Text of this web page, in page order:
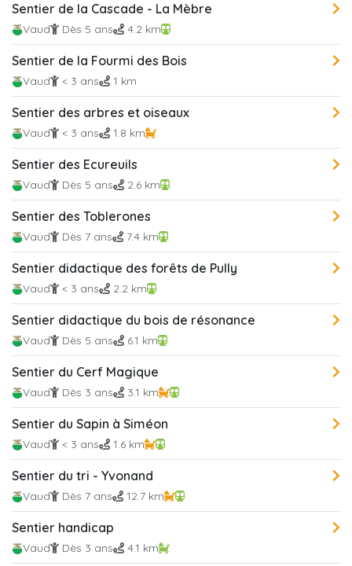
Sentier de la Cascade - La Mèbre
Vaud Dès 5 ans 4.2 km
Sentier de la Fourmi des Bois
Vaud < 3 ans 1 km
Sentier des arbres et oiseaux
Vaud < 3 ans 1.8 km
Sentier des Ecureuils
Vaud Dès 5 ans 2.6 km
Sentier des Toblerones
Vaud Dès 7 ans 7.4 km
Sentier didactique des forêts de Pully
Vaud < 3 ans 2.2 km
Sentier didactique du bois de résonance
Vaud Dès 5 ans 6.1 km
Sentier du Cerf Magique
Vaud Dès 3 ans 3.1 km
Sentier du Sapin à Siméon
Vaud < 3 ans 1.6 km
Sentier du tri - Yvonand
Vaud Dès 7 ans 12.7 km
Sentier handicap
Vaud Dès 3 ans 4.1 km